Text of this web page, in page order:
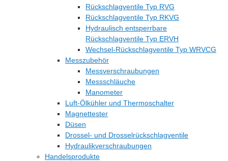
Rückschlagventile Typ RVG
Rückschlagventile Typ RKVG
Hydraulisch entsperrbare
Rückschlagventile Typ ERVH
Wechsel-Rückschlagventile Typ WRVCG
Messzubehör
Messverschraubungen
Messschläuche
Manometer
Luft-Ölkühler und Thermoschalter
Magnettester
Düsen
Drossel- und Drosselrückschlagventile
Hydraulikverschraubungen
Handelsprodukte